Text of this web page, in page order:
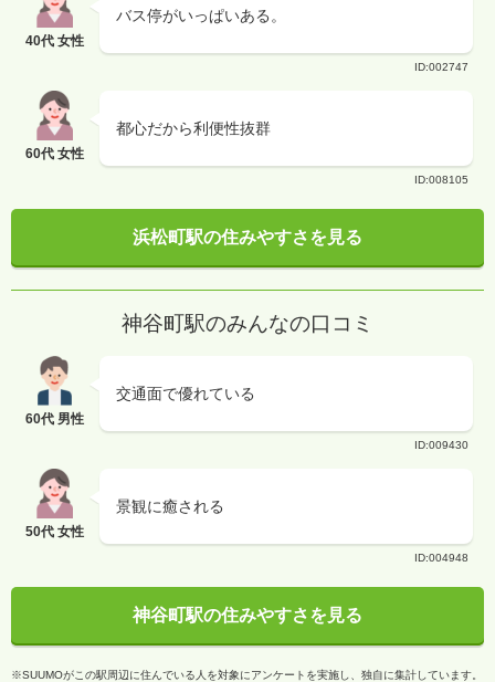
40代 女性
バス停がいっぱいある。
ID:002747
60代 女性
都心だから利便性抜群
ID:008105
浜松町駅の住みやすさを見る
神谷町駅のみんなの口コミ
60代 男性
交通面で優れている
ID:009430
50代 女性
景観に癒される
ID:004948
神谷町駅の住みやすさを見る
※SUUMOがこの駅周辺に住んでいる人を対象にアンケートを実施し、独自に集計しています。